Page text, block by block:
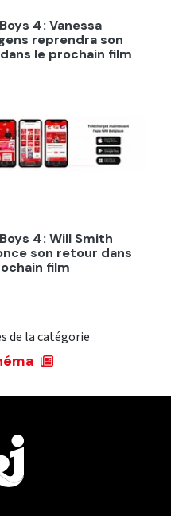
4 : Vanessa
reprendra son
le prochain film
4 : Will Smith
son retour dans
film
de la catégorie